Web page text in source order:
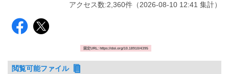
アクセス数:2,360件 （2026-08-10 12:41 集計）
固定URL: https://doi.org/10.18910/4395
閲覧可能ファイル